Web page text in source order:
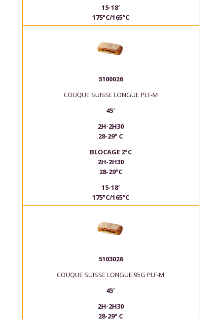
15-18′
175°C/165°C
5100026
COUQUE SUISSE LONGUE PLF-M
45′
2H-2H30
28-29° C
BLOCAGE 2°C
2H-2H30
28-29°C
15-18′
175°C/165°C
5103026
COUQUE SUISSE LONGUE 95G PLF-M
45′
2H-2H30
28-29° C